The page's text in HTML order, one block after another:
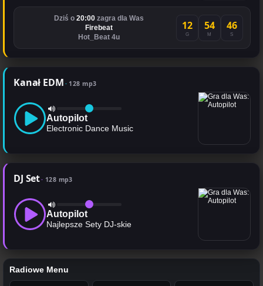
Dziś o 20:00zagra dla Was
Firebeat
Hot_Beat 4u
12
G
54
M
46
S
Kanał EDM 128 mp3
Autopilot
Electronic Dance Music
DJ Set 128 mp3
Autopilot
Najlepsze Sety DJ-skie
Radiowe Menu